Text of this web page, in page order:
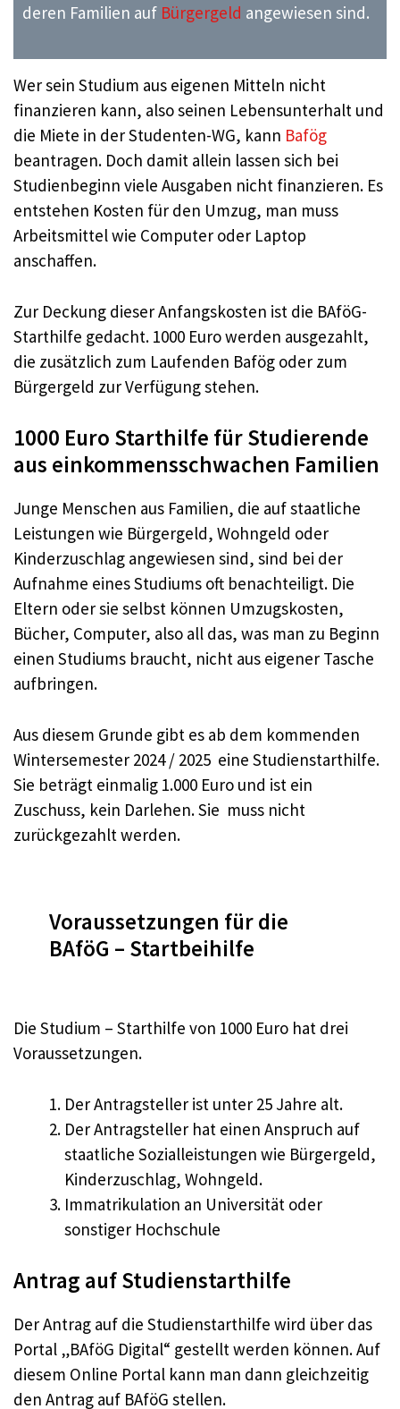
deren Familien auf Bürgergeld angewiesen sind.
Wer sein Studium aus eigenen Mitteln nicht
finanzieren kann, also seinen Lebensunterhalt und
die Miete in der Studenten-WG, kann Bafög
beantragen. Doch damit allein lassen sich bei
Studienbeginn viele Ausgaben nicht finanzieren. Es
entstehen Kosten für den Umzug, man muss
Arbeitsmittel wie Computer oder Laptop
anschaffen.
Zur Deckung dieser Anfangskosten ist die BAföG-
Starthilfe gedacht. 1000 Euro werden ausgezahlt,
die zusätzlich zum Laufenden Bafög oder zum
Bürgergeld zur Verfügung stehen.
1000 Euro Starthilfe für Studierende
aus einkommensschwachen Familien
Junge Menschen aus Familien, die auf staatliche
Leistungen wie Bürgergeld, Wohngeld oder
Kinderzuschlag angewiesen sind, sind bei der
Aufnahme eines Studiums oft benachteiligt. Die
Eltern oder sie selbst können Umzugskosten,
Bücher, Computer, also all das, was man zu Beginn
einen Studiums braucht, nicht aus eigener Tasche
aufbringen.
Aus diesem Grunde gibt es ab dem kommenden
Wintersemester 2024 / 2025 eine Studienstarthilfe.
Sie beträgt einmalig 1.000 Euro und ist ein
Zuschuss, kein Darlehen. Sie muss nicht
zurückgezahlt werden.
Voraussetzungen für die
BAföG – Startbeihilfe
Die Studium – Starthilfe von 1000 Euro hat drei
Voraussetzungen.
Der Antragsteller ist unter 25 Jahre alt.
Der Antragsteller hat einen Anspruch auf
staatliche Sozialleistungen wie Bürgergeld,
Kinderzuschlag, Wohngeld.
Immatrikulation an Universität oder
sonstiger Hochschule
Antrag auf Studienstarthilfe
Der Antrag auf die Studienstarthilfe wird über das
Portal „BAföG Digital“ gestellt werden können. Auf
diesem Online Portal kann man dann gleichzeitig
den Antrag auf BAföG stellen.